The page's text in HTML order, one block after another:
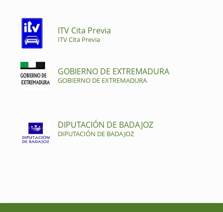
ITV Cita Previa
ITV Cita Previa
GOBIERNO DE EXTREMADURA
GOBIERNO DE EXTREMADURA
DIPUTACIÓN DE BADAJOZ
DIPUTACIÓN DE BADAJOZ